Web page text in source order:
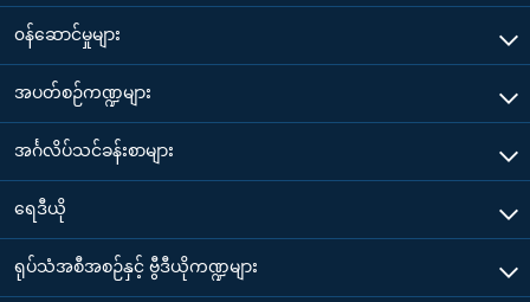
၀န်ဆောင်မှုများ
အပတ်စဉ်ကဏ္ဍများ
အင်္ဂလိပ်သင်ခန်းစာများ
ရေဒီယို
ရုပ်သံအစီအစဉ်နှင့် ဗွီဒီယိုကဏ္ဍများ